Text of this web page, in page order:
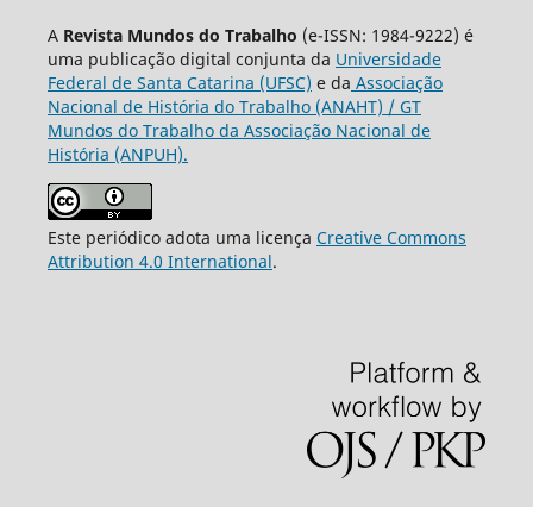
A Revista Mundos do Trabalho (e-ISSN: 1984-9222) é
uma publicação digital conjunta da Universidade
Federal de Santa Catarina (UFSC) e da Associação
Nacional de História do Trabalho (ANAHT) / GT
Mundos do Trabalho da Associação Nacional de
História (ANPUH).
Este periódico adota uma licença Creative Commons
Attribution 4.0 International.